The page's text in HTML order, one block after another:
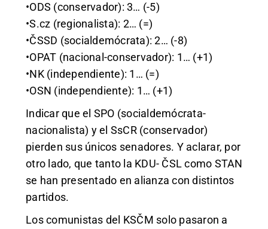
•ODS (conservador): 3… (-5)
•S.cz (regionalista): 2… (=)
•ČSSD (socialdemócrata): 2… (-8)
•OPAT (nacional-conservador): 1… (+1)
•NK (independiente): 1… (=)
•OSN (independiente): 1… (+1)
Indicar que el SPO (socialdemócrata-
nacionalista) y el SsCR (conservador)
pierden sus únicos senadores. Y aclarar, por
otro lado, que tanto la KDU- ČSL como STAN
se han presentado en alianza con distintos
partidos.
Los comunistas del KSČM solo pasaron a